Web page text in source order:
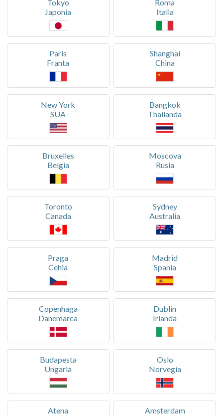
Tokyo
Japonia
Roma
Italia
Paris
Franta
Shanghai
China
New York
SUA
Bangkok
Thailanda
Bruxelles
Belgia
Moscova
Rusia
Toronto
Canada
Sydney
Australia
Praga
Cehia
Madrid
Spania
Copenhaga
Danemarca
Dublin
Irlanda
Budapesta
Ungaria
Oslo
Norvegia
Atena
Amsterdam